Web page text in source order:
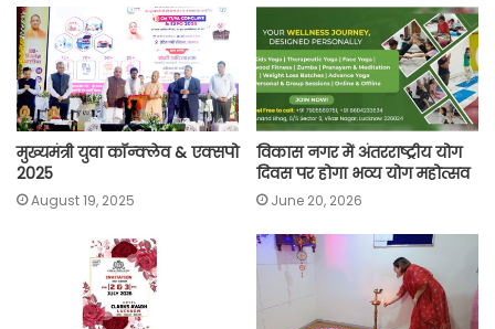
मुख्यमंत्री युवा कॉन्क्लेव & एक्सपो
2025
August 19, 2025
विकास नगर में अंतरराष्ट्रीय योग
दिवस पर होगा भव्य योग महोत्सव
June 20, 2026